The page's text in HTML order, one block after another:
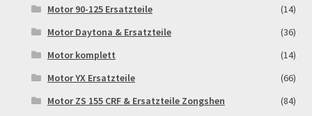
Términos y Condiciones Generales
Versandarten
Warenkorb
Motor 90-125 Ersatzteile
(14)
Motor Daytona & Ersatzteile
(36)
Motor komplett
(14)
Motor YX Ersatzteile
(66)
Motor ZS 155 CRF & Ersatzteile Zongshen
(84)